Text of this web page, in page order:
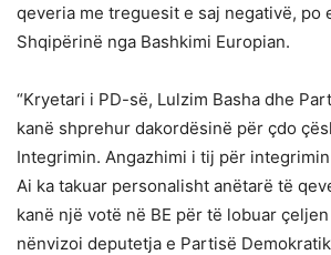
qeveria me treguesit e saj negativë, po
Shqipërinë nga Bashkimi Europian.
“Kryetari i PD-së, Lulzim Basha dhe
kanë shprehur dakordësinë për çdo
Integrimin. Angazhimi i tij për
Ai ka takuar personalisht anëtarë të
kanë një votë në BE për të lobuar çeljen
nënvizoi deputetja e Partisë